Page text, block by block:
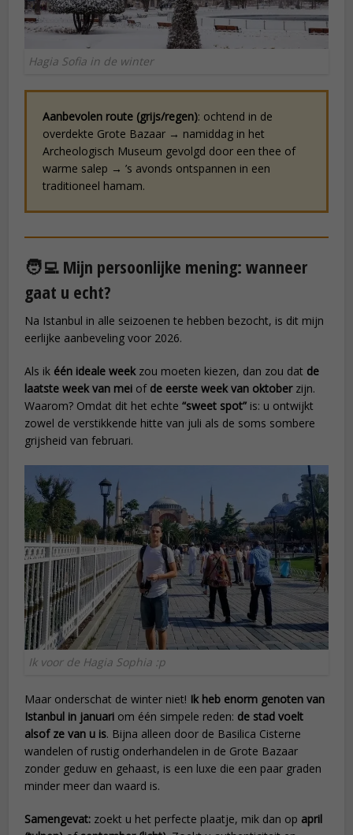
Hagia Sofia in de winter
Aanbevolen route (grijs/regen): ochtend in de
overdekte Grote Bazaar → namiddag in het
Archeologisch Museum gevolgd door een thee of
warme salep → ’s avonds ontspannen in een
traditioneel hamam.
🧑‍💻 Mijn persoonlijke mening: wanneer
gaat u echt?
Na Istanbul in alle seizoenen te hebben bezocht, is dit mijn
eerlijke aanbeveling voor 2026.
Als ik één ideale weekzou moeten kiezen, dan zou dat de
laatste week van mei of de eerste week van oktoberzijn.
Waarom? Omdat dit het echte“sweet spot” is: u ontwijkt
zowel de verstikkende hitte van juli als de soms sombere
grijsheid van februari.
Ik voor de Hagia Sophia :p
Maar onderschat de winter niet! Ik heb enorm genoten van
Istanbul in januari om één simpele reden: de stad voelt
alsof ze van u is. Bijna alleen door de Basilica Cisterne
wandelen of rustig onderhandelen in de Grote Bazaar
zonder geduw en gehaast, is een luxe die een paar graden
minder meer dan waard is.
Samengevat: zoekt u het perfecte plaatje, mik dan op april